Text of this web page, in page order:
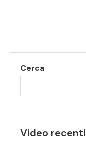
Cerca
Video recenti